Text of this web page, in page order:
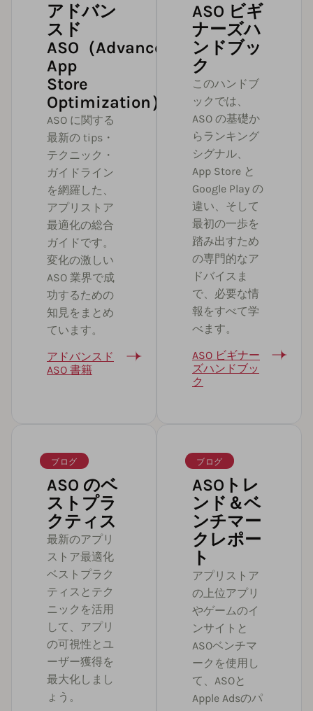
アドバン
スド
ASO（Advanced
App
Store
Optimization）
ASO に関する
最新の tips・
テクニック・
ガイドライン
を網羅した、
アプリストア
最適化の総合
ガイドです。
変化の激しい
ASO 業界で成
功するための
知見をまとめ
ています。
アドバンスド
ASO 書籍
ASO ビギ
ナーズハ
ンドブッ
ク
このハンドブ
ックでは、
ASO の基礎か
らランキング
シグナル、
App Store と
Google Play の
違い、そして
最初の一歩を
踏み出すため
の専門的なア
ドバイスま
で、必要な情
報をすべて学
べます。
ASO ビギナー
ズハンドブッ
ク
ブログ
ASO のベ
ストプラ
クティス
最新のアプリ
ストア最適化
ベストプラク
ティスとテク
ニックを活用
して、アプリ
の可視性とユ
ーザー獲得を
最大化しまし
ょう。
ブログ
ASOトレ
ンド＆ベ
ンチマー
クレポー
ト
アプリストア
の上位アプリ
やゲームのイ
ンサイトと
ASOベンチマ
ークを使用し
て、ASOと
Apple Adsのパ